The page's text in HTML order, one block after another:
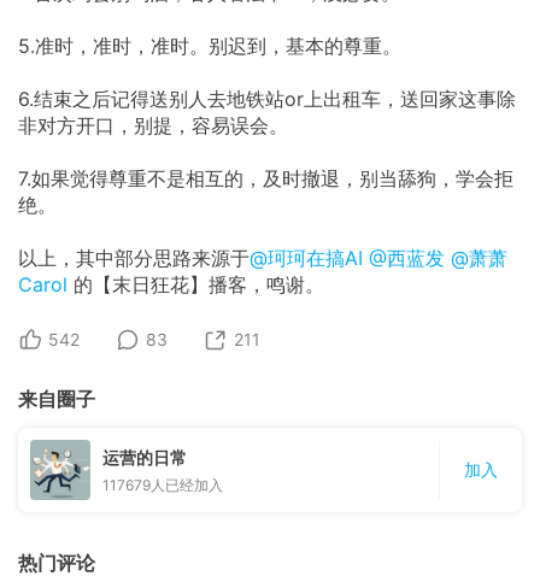
5.准时，准时，准时。别迟到，基本的尊重。
6.结束之后记得送别人去地铁站or上出租车，送回家这事除
非对方开口，别提，容易误会。
7.如果觉得尊重不是相互的，及时撤退，别当舔狗，学会拒
绝。
以上，其中部分思路来源于@珂珂在搞AI @西蓝发 @萧萧
Carol 的【末日狂花】播客，鸣谢。
542 83 211
来自圈子
运营的日常
117679 人已经加入
加入
热门评论